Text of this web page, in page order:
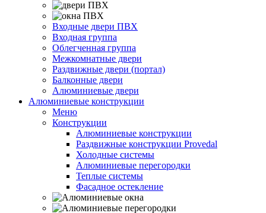
Входные двери ПВХ
Входная группа
Облегченная группа
Межкомнатные двери
Раздвижные двери (портал)
Балконные двери
Алюминиевые двери
Алюминиевые конструкции
Меню
Конструкции
Алюминиевые конструкции
Раздвижные конструкции Provedal
Холодные системы
Алюминиевые перегородки
Теплые системы
Фасадное остекление